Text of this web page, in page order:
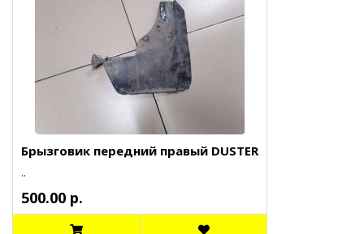
Брызговик передний правый DUSTER
..
500.00 р.